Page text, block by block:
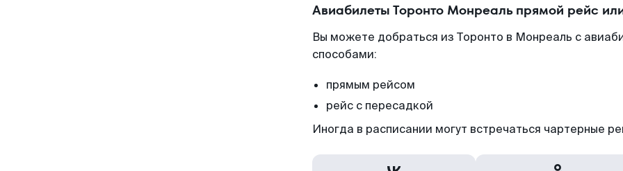
Авиабилеты Торонто Монреаль прямой рейс
Вы можете добраться из Торонто в Монреаль с
способами:
прямым рейсом
рейс с пересадкой
Иногда в расписании могут встречаться чартерные